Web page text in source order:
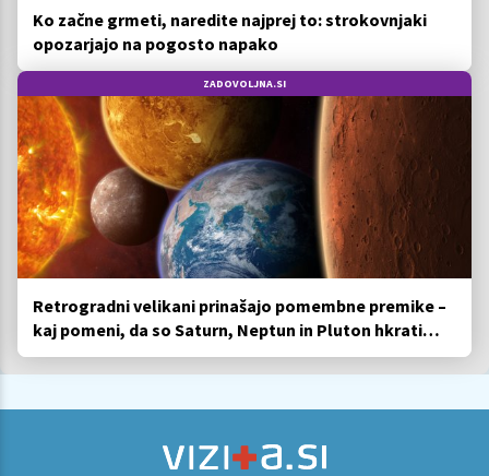
Ko začne grmeti, naredite najprej to: strokovnjaki
opozarjajo na pogosto napako
ZADOVOLJNA.SI
Retrogradni velikani prinašajo pomembne premike –
kaj pomeni, da so Saturn, Neptun in Pluton hkrati
retrogradni?